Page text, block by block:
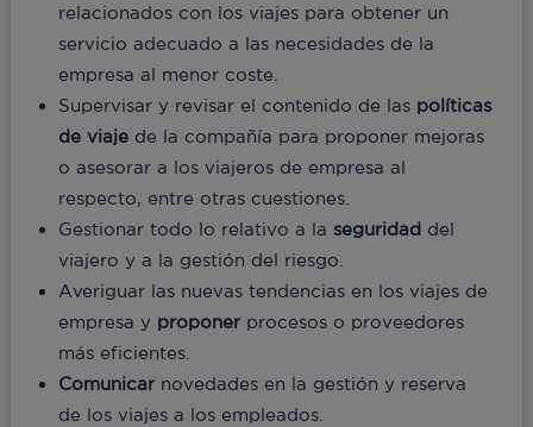
relacionados con los viajes para obtener un
servicio adecuado a las necesidades de la
empresa al menor coste.
Supervisar y revisar el contenido de las políticas
de viaje de la compañía para proponer mejoras
o asesorar a los viajeros de empresa al
respecto, entre otras cuestiones.
Gestionar todo lo relativo a la seguridad del
viajero y a la gestión del riesgo.
Averiguar las nuevas tendencias en los viajes de
empresa y proponerprocesos o proveedores
más eficientes.
Comunicarnovedades en la gestión y reserva
de los viajes a los empleados.